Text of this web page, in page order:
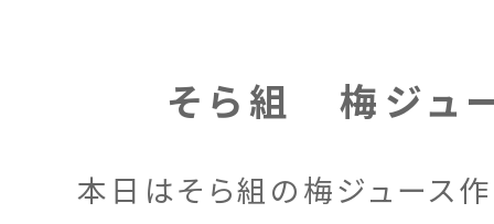
そら組 梅ジュ
本日はそら組の梅ジュース